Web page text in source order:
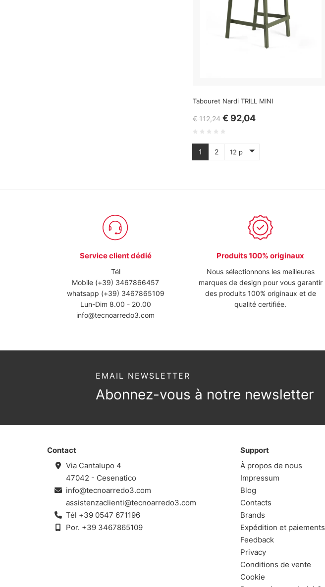
Tabouret Nardi TRILL MINI
€ 112,24 € 92,04
1 2 12 p
Service client dédié
Tél
Mobile (+39) 3467866457
whatsapp (+39) 3467865109
Lun-Dim 8.00 - 20.00
info@tecnoarredo3.com
Produits 100% originaux
Nous sélectionnons les meilleures
marques de design pour vous garantir
des produits 100% originaux et de
qualité certifiée.
EMAIL NEWSLETTER
Abonnez-vous à notre newsletter
Contact
Via Cantalupo 4
47042 - Cesenatico
info@tecnoarredo3.com
assistenzaclienti@tecnoarredo3.com
Tél +39 0547 671196
Por. +39 3467865109
Support
À propos de nous
Impressum
Blog
Contacts
Brands
Expédition et paiements
Feedback
Privacy
Conditions de vente
Cookie